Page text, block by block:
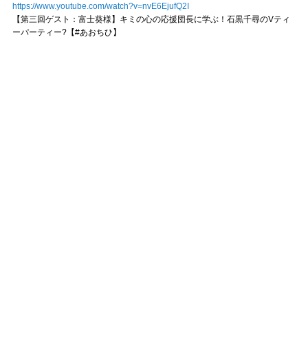
https://www.youtube.com/watch?v=nvE6EjufQ2I
【第三回ゲスト：富士葵様】キミの心の応援団長に学ぶ！石黒千尋のVティ
ーパーティー?【#あおちひ】